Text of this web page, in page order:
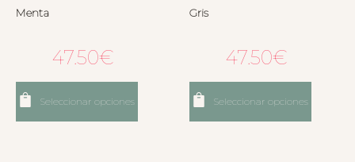
Menta
47.50€
Seleccionar opciones
Gris
47.50€
Seleccionar opciones